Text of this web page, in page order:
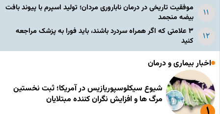
موفقیت تاریخی در درمان ناباروری مردان؛ تولید اسپرم با پیوند بافت
بیضه منجمد
۳ علامتی که اگر همراه سردرد باشند، باید فورا به پزشک مراجعه
کنید
اخبار بیماری و درمان
شیوع سیکلوسپوریازیس در آمریکا؛ ثبت نخستین
مرگ ها و افزایش نگران کننده مبتلایان